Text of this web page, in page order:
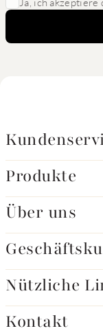
Produkte
Über uns
Nützliche
Kontakt